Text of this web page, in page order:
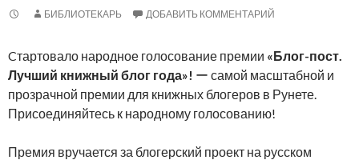
БИБЛИОТЕКАРЬ ДОБАВИТЬ КОММЕНТАРИЙ
Cтартовало народное голосование премии «Блог-пост.
Лучший книжный блог года»! ー самой масштабной и
прозрачной премии для книжных блогеров в Рунете.
Присоединяйтесь к народному голосованию!
Премия вручается за блогерский проект на русском